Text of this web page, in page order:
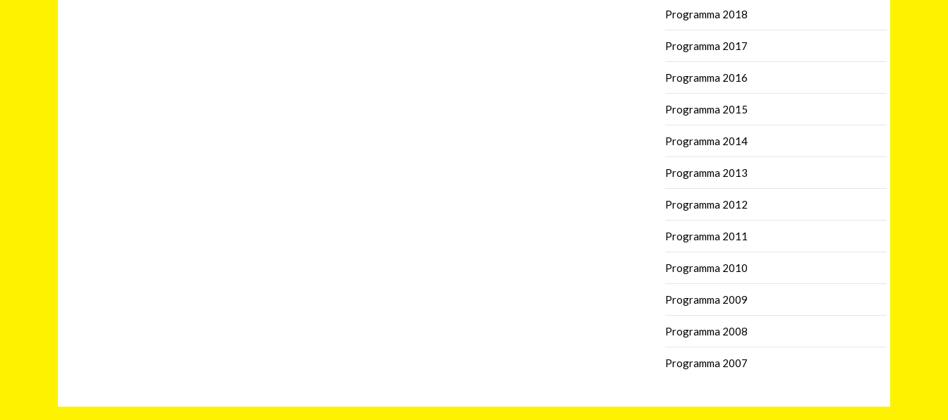
Programma 2018
Programma 2017
Programma 2016
Programma 2015
Programma 2014
Programma 2013
Programma 2012
Programma 2011
Programma 2010
Programma 2009
Programma 2008
Programma 2007